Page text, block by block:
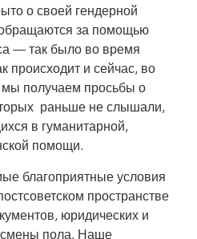
о своей гендерной
за помощью
— так было во время
происходит и сейчас, во
получаем просьбы о
раньше не слышали,
в гуманитарной,
помощи.
благоприятные условия
пространстве
юридических и
смены пола. Наше